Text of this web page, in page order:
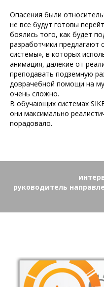
Опасения были
не все будут готовы
боялись того, как будет
разработчики предлагают
системы», в которых
анимация, далекие от
преподавать подземную
доврачебной помощи на
очень сложно.
В обучающих системах
они максимально
порадовало.
руководитель